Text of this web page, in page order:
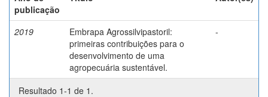
publicação
2019
Embrapa Agrossilvipastoril:
primeiras contribuições para o
desenvolvimento de uma
agropecuária sustentável.
-
Resultado 1-1 de 1.